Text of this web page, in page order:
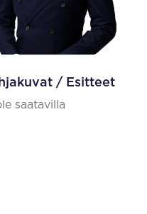
/ Esitteet
saatavilla